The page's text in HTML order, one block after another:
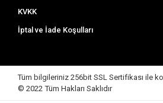
KVKK
İptal ve İade Koşulları
Tüm bilgileriniz 256bit SSL Sertifikası ile
© 2022Tüm Hakları Saklıdır